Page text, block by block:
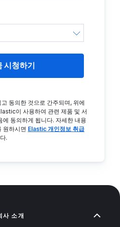
시청하기
고 동의한 것으로 간주되며, 위에
이 사용하여 관련 제품 및 서
에 동의하게 됩니다. 자세한 내용
원하시면 Elastic 개인정보 취급
.
사 소개